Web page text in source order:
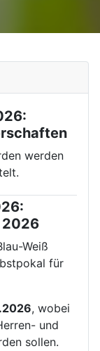
werden
2026
Weiß
für
, wobei
und
sollen.